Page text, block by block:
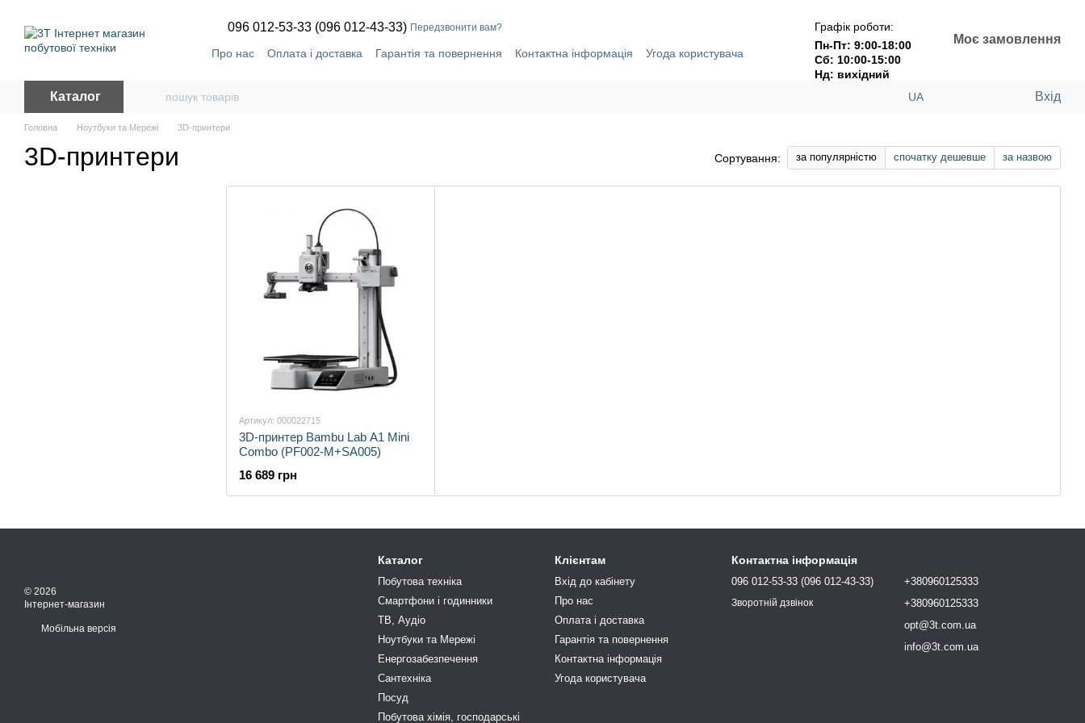
096 012-53-33 (096 012-43-33) Передзвонити вам?
Про нас Оплата і доставка Гарантія та повернення Контактна інформація Угода користувача
Графік роботи:
Пн-Пт: 9:00-18:00
Сб: 10:00-15:00
Нд: вихідний
Моє замовлення
Каталог UA Вхід
Головна Ноутбуки та Мережі 3D-принтери
3D-принтери Сортування: за популярністю спочатку дешевше за назвою
Артикул: 000022715
3D-принтер Bambu Lab A1 Mini
Combo (PF002-M+SA005)
16 689 грн
© 2026
Інтернет-магазин
Мобільна версія
Каталог
Побутова техніка
Смартфони і годинники
ТВ, Аудіо
Ноутбуки та Мережі
Енергозабезпечення
Сантехніка
Посуд
Побутова хімія, господарськi
Клієнтам
Вхід до кабінету
Про нас
Оплата і доставка
Гарантія та повернення
Контактна інформація
Угода користувача
Контактна інформація
096 012-53-33 (096 012-43-33)
Зворотній дзвінок
+380960125333
+380960125333
opt@3t.com.ua
info@3t.com.ua